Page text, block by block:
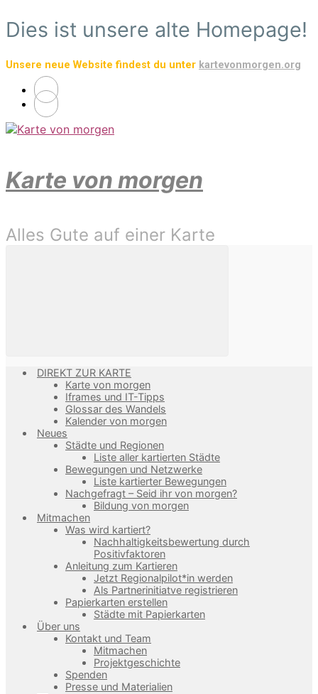
Zum
Hauptinhalt
Dies ist unsere alte Homepage!
Unsere neue Website findest du unter kartevonmorgen.org
Karte von morgen
Alles Gute auf einer Karte
DIREKT ZUR KARTE
Karte von morgen
Iframes und IT-Tipps
Glossar des Wandels
Kalender von morgen
Neues
Städte und Regionen
Liste aller kartierten Städte
Bewegungen und Netzwerke
Liste kartierter Bewegungen
Nachgefragt – Seid ihr von morgen?
Bildung von morgen
Mitmachen
Was wird kartiert?
Nachhaltigkeitsbewertung durch
Positivfaktoren
Anleitung zum Kartieren
Jetzt Regionalpilot*in werden
Als Partnerinitiatve registrieren
Papierkarten erstellen
Städte mit Papierkarten
Über uns
Kontakt und Team
Mitmachen
Projektgeschichte
Spenden
Presse und Materialien